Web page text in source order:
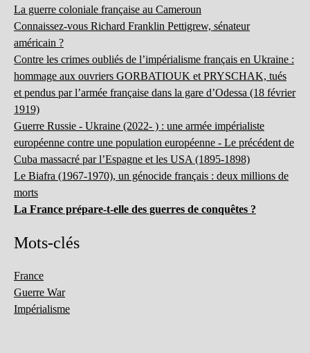
La guerre coloniale française au Cameroun
Connaissez-vous Richard Franklin Pettigrew, sénateur
américain ?
Contre les crimes oubliés de l’impérialisme français en Ukraine :
hommage aux ouvriers GORBATIOUK et PRYSCHAK, tués
et pendus par l’armée française dans la gare d’Odessa (18 février
1919)
Guerre Russie - Ukraine (2022- ) : une armée impérialiste
européenne contre une population européenne - Le précédent de
Cuba massacré par l’Espagne et les USA (1895-1898)
Le Biafra (1967-1970), un génocide français : deux millions de
morts
La France prépare-t-elle des guerres de conquêtes ?
Mots-clés
France
Guerre War
Impérialisme